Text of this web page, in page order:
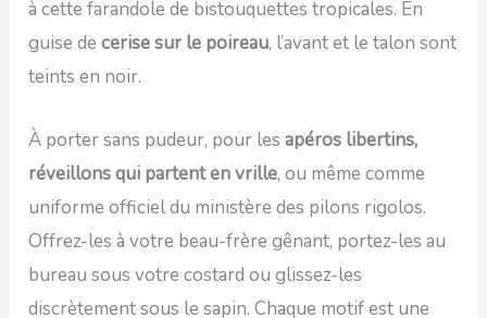
à cette farandole de bistouquettes tropicales. En
guise decerise sur le poireau, l’avant et le talon sont
teints en noir.
À porter sans pudeur, pour lesapéros libertins,
réveillons qui partent en vrille, ou même comme
uniforme officiel du ministère des pilons rigolos.
Offrez-les à votre beau-frère gênant, portez-les au
bureau sous votre costard ou glissez-les
discrètement sous le sapin. Chaque motif est une